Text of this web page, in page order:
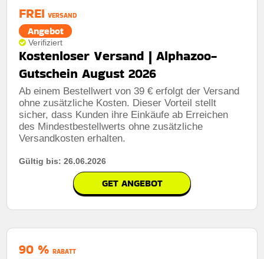
FREI VERSAND
Angebot
Verifiziert
Kostenloser Versand | Alphazoo-
Gutschein August 2026
Ab einem Bestellwert von 39 € erfolgt der Versand
ohne zusätzliche Kosten. Dieser Vorteil stellt
sicher, dass Kunden ihre Einkäufe ab Erreichen
des Mindestbestellwerts ohne zusätzliche
Versandkosten erhalten.
Gültig bis: 26.06.2026
GET ANGEBOT
90 % RABATT